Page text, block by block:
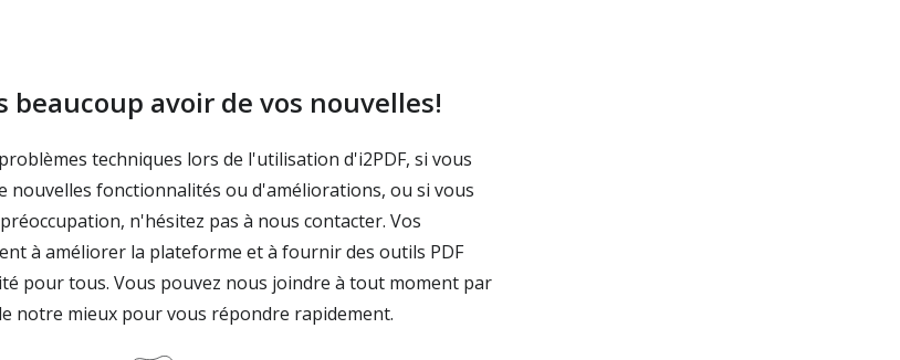
beaucoup avoir de vos nouvelles!
techniques lors de l'utilisation d'i2PDF, si vous
nouvelles fonctionnalités ou d'améliorations, ou si vous
n'hésitez pas à nous contacter. Vos
à améliorer la plateforme et à fournir des outils PDF
pour tous. Vous pouvez nous joindre à tout moment par
notre mieux pour vous répondre rapidement.